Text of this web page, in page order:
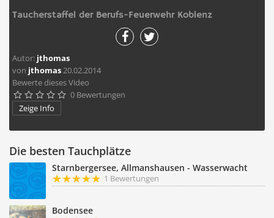
Taucherstaffel der Berufs-Feuerwehr Koblenz
Autor: jthomas
von jthomas20.02.2014
Bewerte dieses Video
     0 Bewertungen
Zeige Info
Die besten Tauchplätze
Starnbergersee, Allmanshausen - Wasserwacht
1 Bewertungen
Bodensee